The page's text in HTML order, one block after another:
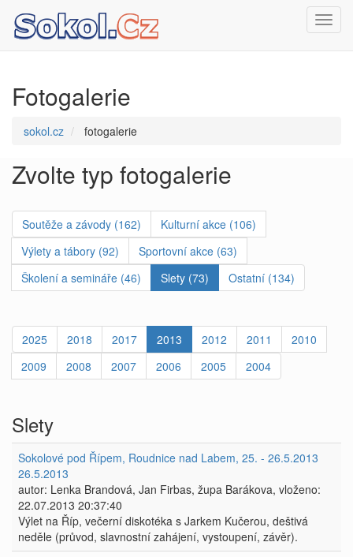
Fotogalerie
sokol.cz fotogalerie
Zvolte typ fotogalerie
Soutěže a závody (162)
Kulturní akce (106)
Výlety a tábory (92)
Sportovní akce (63)
Školení a semináře (46)
Slety (73) Ostatní (134)
2025 2018 2017 2013 2012 2011
2010
2009
2008 2007 2006 2005 2004
Slety
Sokolové pod Řípem, Roudnice nad Labem, 25. - 26.5.2013
26.5.2013
autor: Lenka Brandová, Jan Firbas, župa Barákova, vloženo:
22.07.2013 20:37:40
Výlet na Říp, večerní diskotéka s Jarkem Kučerou, deštivá
neděle (průvod, slavnostní zahájení, vystoupení, závěr).